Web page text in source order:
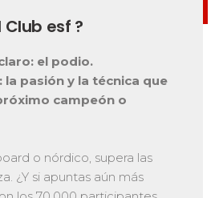
Club esf ?
el podio.
la pasión y la técnica que
campeón o
o nórdico, supera las
¿Y si apuntas aún más